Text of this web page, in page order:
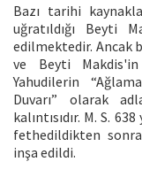
Bazı tarihi
uğratıldığı Beyti
edilmektedir. Ancak
ve Beyti
Yahudilerin
Duvarı” olarak
kalıntısıdır. M. S.
fethedildikten
inşa edildi.